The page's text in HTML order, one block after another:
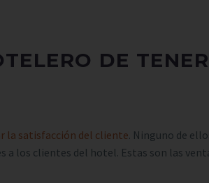
DE
la satisfacción del cliente. Ninguno de
a los clientes del hotel. Estas son las